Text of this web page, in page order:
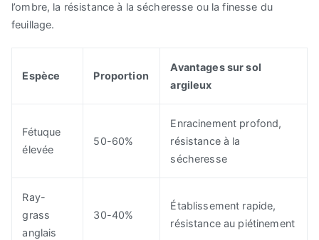
l’ombre, la résistance à la sécheresse ou la finesse du
feuillage.
Espèce Proportion
Avantages sur sol
argileux
Fétuque
élevée
50-60%
Enracinement profond,
résistance à la
sécheresse
Ray-
grass
anglais
30-40%
Établissement rapide,
résistance au piétinement